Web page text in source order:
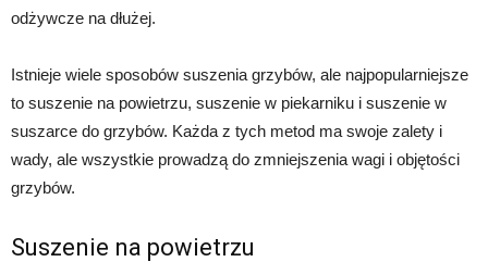
odżywcze na dłużej.
Istnieje wiele sposobów suszenia grzybów, ale najpopularniejsze
to suszenie na powietrzu, suszenie w piekarniku i suszenie w
suszarce do grzybów. Każda z tych metod ma swoje zalety i
wady, ale wszystkie prowadzą do zmniejszenia wagi i objętości
grzybów.
Suszenie na powietrzu